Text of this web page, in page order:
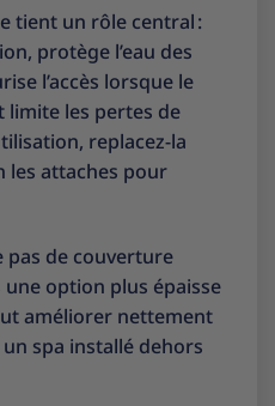
tient un rôle central :
protège l’eau des
l’accès lorsque le
limite les pertes de
replacez-la
les attaches pour
pas de couverture
option plus épaisse
améliorer nettement
spa installé dehors